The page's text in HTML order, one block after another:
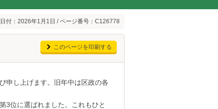
付：2026年1月1日 / ページ番号：C126778
このページを印刷する
申し上げます。旧年中は区政の各
3位に選ばれました。これもひと